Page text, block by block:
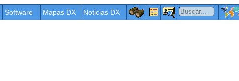
Software Mapas DX Noticias DX